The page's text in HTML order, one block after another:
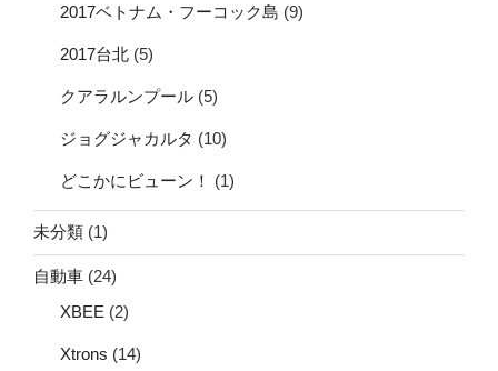
2017ベトナム・フーコック島 (9)
2017台北 (5)
クアラルンプール (5)
ジョグジャカルタ (10)
どこかにビューン！ (1)
未分類 (1)
自動車 (24)
XBEE (2)
Xtrons (14)